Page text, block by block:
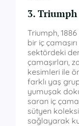
3. Triumph
Triumph,
bir iç
sektördeki
çamaşırları,
kesimleri ile
farklı yaş
yumuşak
saran iç
sütyen
sağlayarak